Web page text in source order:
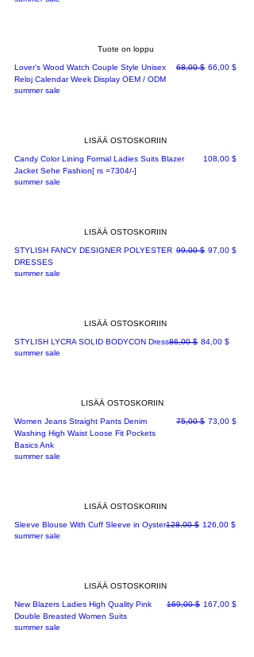
Tuote on loppu
Lover's Wood Watch Couple Style Unisex
Reloj Calendar Week Display OEM / ODM
Normaali hinta
68,00 $ Alehinta
66,00 $
summer sale
LISÄÄ OSTOSKORIIN
Candy Color Lining Formal Ladies Suits Blazer
Jacket Sehe Fashion[ rs =7304/-]
Hinta
108,00 $
summer sale
LISÄÄ OSTOSKORIIN
STYLISH FANCY DESIGNER POLYESTER
DRESSES
Normaali hinta
99,00 $ Alehinta
97,00 $
summer sale
LISÄÄ OSTOSKORIIN
STYLISH LYCRA SOLID BODYCON DressNormaali hinta
86,00 $ Alehinta
84,00 $
summer sale
LISÄÄ OSTOSKORIIN
Women Jeans Straight Pants Denim
Washing High Waist Loose Fit Pockets
Basics Ank
Normaali hinta
75,00 $ Alehinta
73,00 $
summer sale
LISÄÄ OSTOSKORIIN
Sleeve Blouse With Cuff Sleeve in OysterNormaali hinta
128,00 $ Alehinta
126,00 $
summer sale
LISÄÄ OSTOSKORIIN
New Blazers Ladies High Quality Pink
Double Breasted Women Suits
Normaali hinta
169,00 $ Alehinta
167,00 $
summer sale